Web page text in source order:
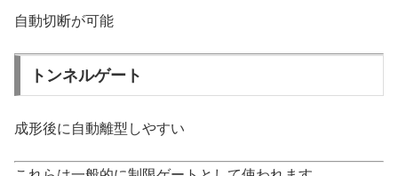
自動切断が可能
トンネルゲート
成形後に自動離型しやすい